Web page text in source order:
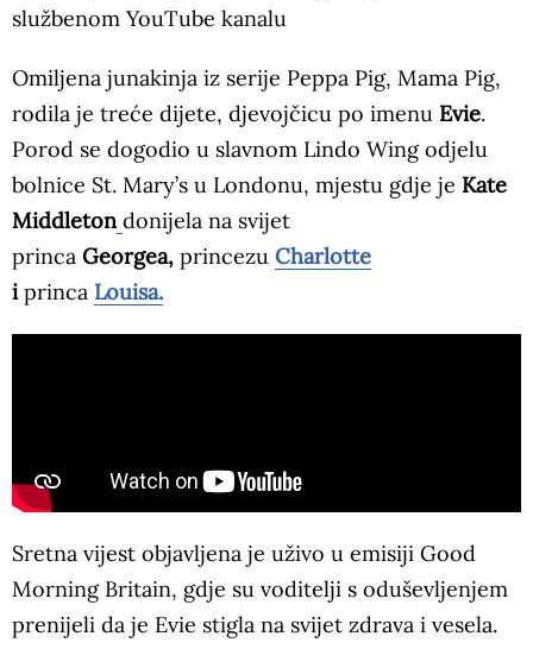
službenom YouTube kanalu
Omiljena junakinja iz serije Peppa Pig, Mama Pig,
rodila je treće dijete, djevojčicu po imenu Evie.
Porod se dogodio u slavnom Lindo Wing odjelu
bolnice St. Mary’s u Londonu, mjestu gdje je Kate
Middleton donijela na svijet
princa Georgea, princezu Charlotte
iprinca Louisa.
Sretna vijest objavljena je uživo u emisiji Good
Morning Britain, gdje su voditelji s oduševljenjem
prenijeli da je Evie stigla na svijet zdrava i vesela.